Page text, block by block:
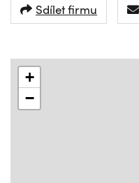
Sdílet firmu
+
−